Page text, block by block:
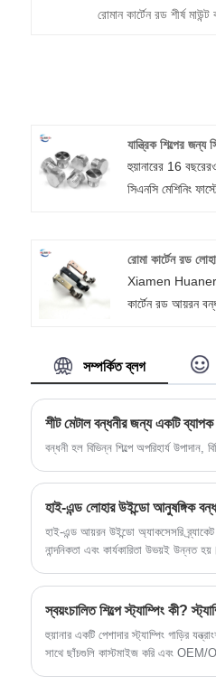
রোমান কার্টেন রড শীর্ষ মাউন্ট
যান্ত্রিক শিল্পের জন্য
হুয়ানারের 16
সিএনসি মেশিনিং
ইলেকট্রনিক্স,
জলবাহী এবং অন্যান্য
করা যেতে পারে।
রোমা কার্টেন রড
Xiamen Huaner
কার্টেন রড আয়রন
উচ্চ মানের উপকরণ
সাথে রয়েছে
বিভিন্ন ধরণের
সম্পর্কিত ব্লগ
শীট মেটাল বন্ধনীর জন্য একটি ব্যাপক
বন্ধনী হল বিভিন্ন শিল্পে অপরিহার্য
হাই-এন্ড লোহার উইন্ডো আনুষঙ্গিক
হাই-এন্ড আয়রন উইন্ডো অ্যাকসেসরি
নান্দনিকতা এবং কার্যকারিতা উভয়ই উন্নত হয়।
স্বয়ংচালিত শিল্পে স্ট্যাম্পিং কী?
হুয়ানার একটি পেশাদার স্ট্যাম্পিং
সাথে ছাঁচগুলি কাস্টমাইজ করি এবং OEM/